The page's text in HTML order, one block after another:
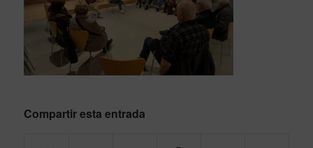
Compartir esta entrada